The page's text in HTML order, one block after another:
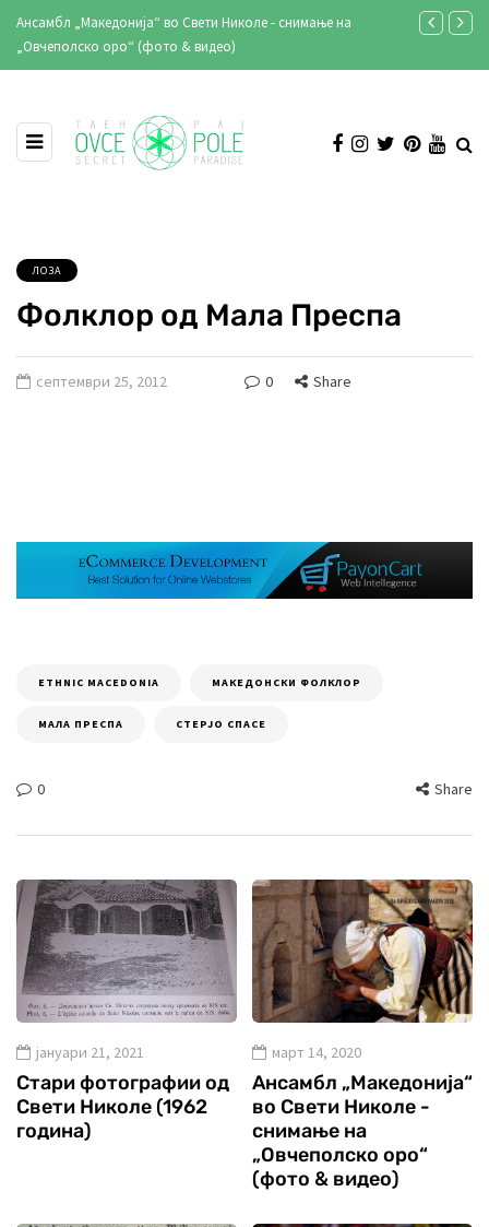
Ансамбл „Македонија“ во Свети Николе - снимање на
„Овчеполско оро“ (фото & видео)
Кирил
ЛОЗА
Фолклор од Мала Преспа
септември 25, 2012 0 Share
ETHNIC MACEDONIA МАКЕДОНСКИ ФОЛКЛОР
МАЛА ПРЕСПА СТЕРЈО СПАСЕ
0 Share
јануари 21, 2021
Стари фотографии од
Свети Николе (1962
година)
март 14, 2020
Ансамбл „Македонија“
во Свети Николе -
снимање на
„Овчеполско оро“
(фото & видео)